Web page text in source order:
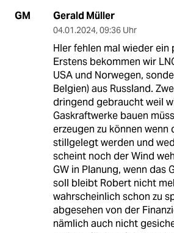
GM Gerald Müller
04.01.2024, 09:36 Uhr
HIer fehlen mal wieder ein
Erstens bekommen wir
USA und Norwegen,
Belgien) aus Russland.
dringend gebraucht weil
Gaskraftwerke bauen
erzeugen zu können
stillgelegt werden und
scheint noch der Wind
GW in Planung, wenn das
soll bleibt Robert nicht
wahrscheinlich schon zu
abgesehen von der
nämlich auch nicht